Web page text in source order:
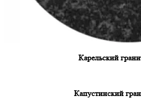
Карельский
Капустинский